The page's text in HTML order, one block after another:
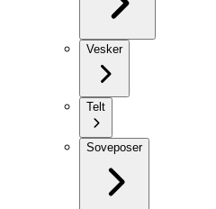
Vesker
Telt
Soveposer